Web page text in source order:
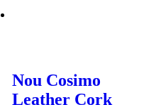
Nou Cosimo
Leather Cork